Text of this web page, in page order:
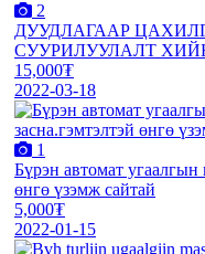
2
ДУУДЛАГААР
СУУРИЛУУЛАЛТ
15,000₮
2022-03-18
1
Бүрэн автомат угаалгын
өнгө үзэмж сайтай
5,000₮
2022-01-15